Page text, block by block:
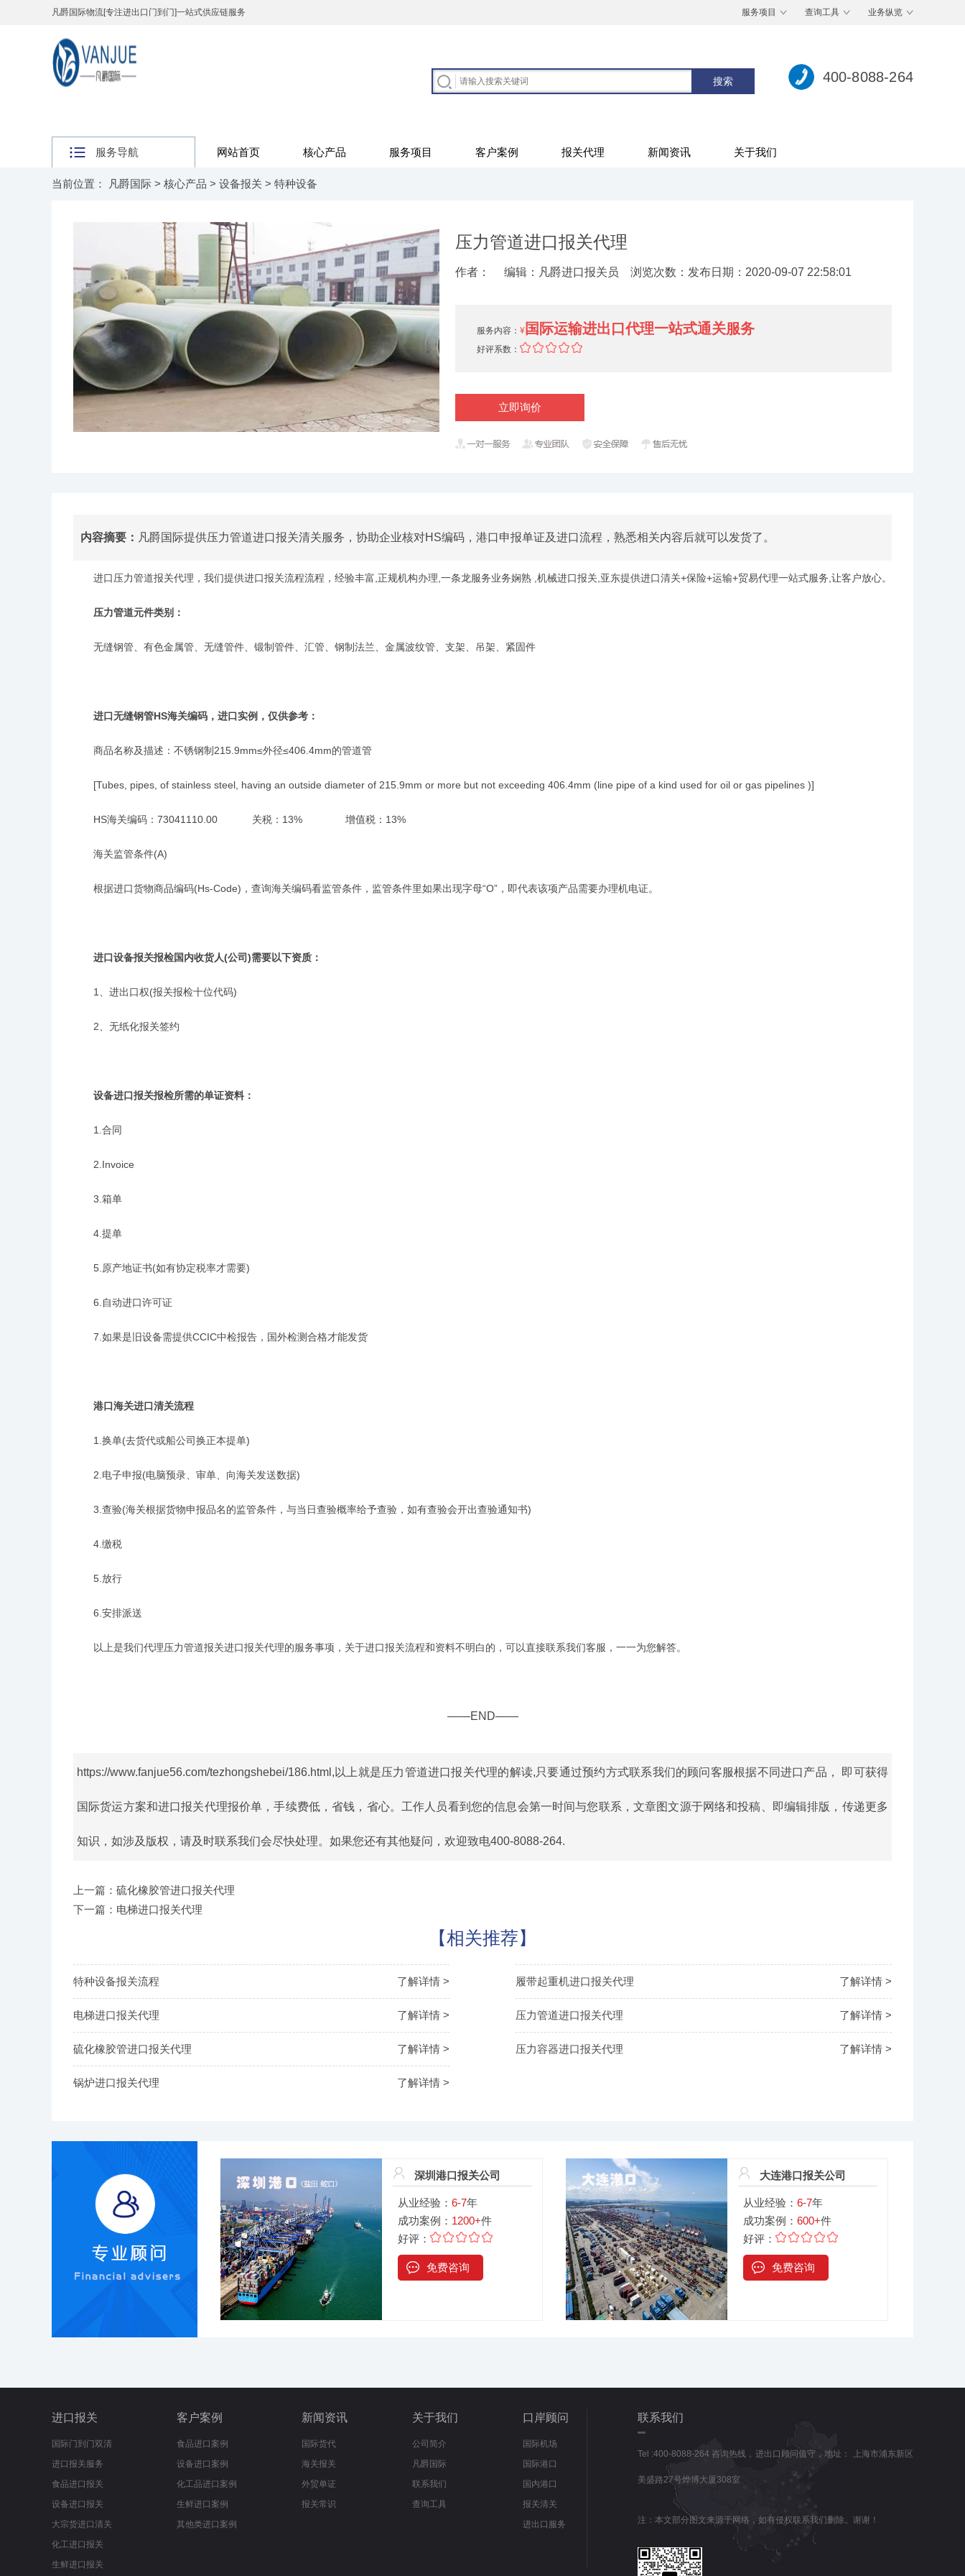
凡爵国际物流[专注进出口门到门]一站式供应链服务 服务项目 查询工具 业务纵览
400-8088-264
服务导航 网站首页 核心产品 服务项目 客户案例 报关代理 新闻资讯 关于我们
当前位置： 凡爵国际 > 核心产品 > 设备报关 > 特种设备
压力管道进口报关代理
作者： 编辑：凡爵进口报关员 浏览次数： 发布日期：2020-09-07 22:58:01
服务内容： ¥ 国际运输进出口代理一站式通关服务
好评系数：
立即询价
内容摘要： 凡爵国际提供压力管道进口报关清关服务，协助企业核对HS编码，港口申报单证及进口流程，熟悉相关内容后就可以发货了。
进口压力管道报关代理，我们提供进口报关流程流程，经验丰富,正规机构办理,一条龙服务业务娴熟 ,机械进口报关,亚东提供进口清关+保险+运输+贸易代理一站式服务,让客户放心。
压力管道元件类别：
无缝钢管、有色金属管、无缝管件、锻制管件、汇管、钢制法兰、金属波纹管、支架、吊架、紧固件
进口无缝钢管HS海关编码，进口实例，仅供参考：
商品名称及描述：不锈钢制215.9mm≤外径≤406.4mm的管道管
[Tubes, pipes, of stainless steel, having an outside diameter of 215.9mm or more but not exceeding 406.4mm (line pipe of a kind used for oil or gas pipelines )]
HS海关编码：73041110.00 关税：13% 增值税：13%
海关监管条件(A)
根据进口货物商品编码(Hs-Code)，查询海关编码看监管条件，监管条件里如果出现字母“O”，即代表该项产品需要办理机电证。
进口设备报关报检国内收货人(公司)需要以下资质：
1、进出口权(报关报检十位代码)
2、无纸化报关签约
设备进口报关报检所需的单证资料：
1.合同
2.Invoice
3.箱单
4.提单
5.原产地证书(如有协定税率才需要)
6.自动进口许可证
7.如果是旧设备需提供CCIC中检报告，国外检测合格才能发货
港口海关进口清关流程
1.换单(去货代或船公司换正本提单)
2.电子申报(电脑预录、审单、向海关发送数据)
3.查验(海关根据货物申报品名的监管条件，与当日查验概率给予查验，如有查验会开出查验通知书)
4.缴税
5.放行
6.安排派送
以上是我们代理压力管道报关进口报关代理的服务事项，关于进口报关流程和资料不明白的，可以直接联系我们客服，一一为您解答。
——END——
https://www.fanjue56.com/tezhongshebei/186.html ,以上就是压力管道进口报关代理的解读,只要通过预约方式联系我们的顾问客服根据不同进口产品， 即可获得
国际货运方案和进口报关代理报价单，手续费低，省钱，省心。工作人员看到您的信息会第一时间与您联系，文章图文源于网络和投稿、即编辑排版，传递更多
知识，如涉及版权，请及时联系我们会尽快处理。如果您还有其他疑问，欢迎致电400-8088-264.
上一篇：硫化橡胶管进口报关代理
下一篇：电梯进口报关代理
【相关推荐】
了解详情 >
特种设备报关流程 了解详情 >
履带起重机进口报关代理
了解详情 >
电梯进口报关代理 了解详情 >
压力管道进口报关代理
了解详情 >
硫化橡胶管进口报关代理 了解详情 >
压力容器进口报关代理
了解详情 >
锅炉进口报关代理
深圳港口报关公司
从业经验： 6-7年
成功案例： 1200+件
好评：
免费咨询
大连港口报关公司
从业经验： 6-7年
成功案例： 600+件
好评：
免费咨询
进口报关
国际门到门双清
进口报关服务
食品进口报关
设备进口报关
大宗货进口清关
化工进口报关
生鲜进口报关
客户案例
食品进口案例
设备进口案例
化工品进口案例
生鲜进口案例
其他类进口案例
新闻资讯
国际货代
海关报关
外贸单证
报关常识
关于我们
公司简介
凡爵国际
联系我们
查询工具
口岸顾问
国际机场
国际港口
国内港口
报关清关
进出口服务
联系我们
Tel :400-8088-264 咨询热线，进出口顾问值守，地址： 上海市浦东新区
美盛路27号烨博大厦308室
注：本文部分图文来源于网络，如有侵权联系我们删除。谢谢！